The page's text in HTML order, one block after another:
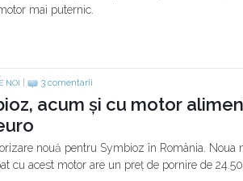
mai puternic.
NOI 3 comentarii
acum și cu motor
nouă pentru Symbioz în România. Noua
cu acest motor are un preț de pornire de